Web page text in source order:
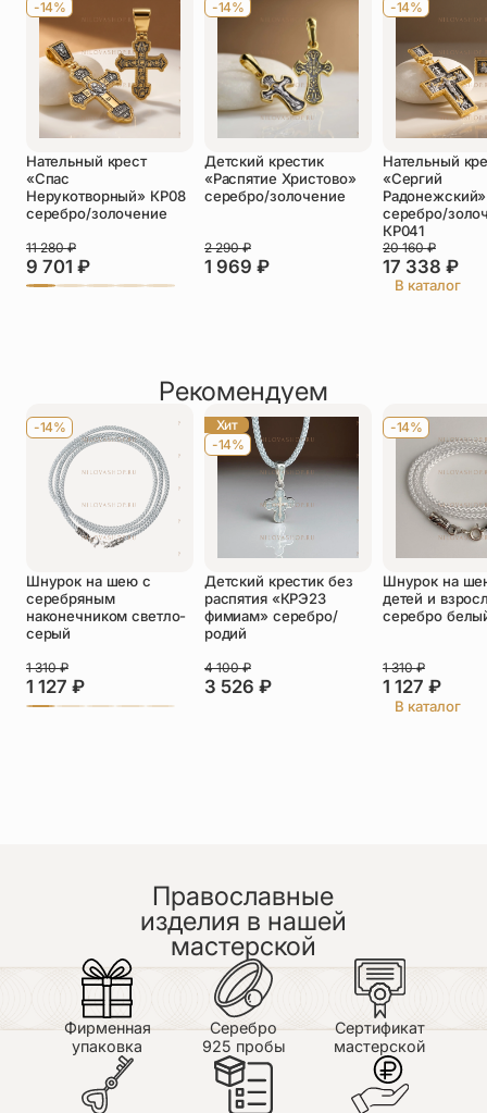
Телефон*
Отзыв*
Прикрепить фото
Оставить отзыв
Подтверждаю свое согласие с
политикой конфиденциальностии даю
согласие на обработку персональных
данных
Пока нет отзывов. Будьте первым!
-14%
Нательный крест
«Спас
Нерукотворный» КР08
серебро/золочение
9 701 ₽
11 280₽
-14%
Детский крестик
«Распятие Христово»
серебро/золочение
1 969 ₽
2 290₽
-14%
Нательный
«Сергий
Радонежский»
серебро/
КР041
17 338 ₽
20 160₽
В каталог
Рекомендуем
-14%
Шнурок на шею с
серебряным
наконечником светло-
серый
1 127 ₽
1 310₽
Хит
-14%
Детский крестик без
распятия «КРЭ23
фимиам» серебро/
родий
3 526 ₽
4 100₽
-14%
Шнурок на
детей и
серебро
1 127 ₽
1 310₽
В каталог
Православные
изделия в нашей
мастерской
Фирменная
упаковка
Серебро
925 пробы
Сертификат
мастерской